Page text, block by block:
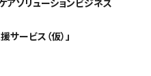
ービス（仮）」